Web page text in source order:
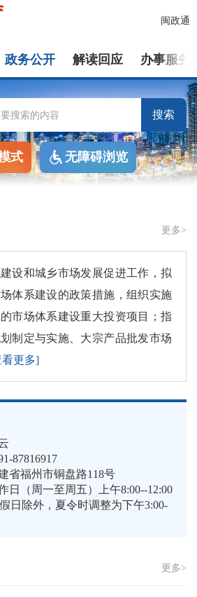
闽政通
政务公开 解读回应 办事服务
搜索
式 无障碍浏览
更多>
和城乡市场发展促进工作，拟
体系建设的政策措施，组织实施
市场体系建设重大投资项目；指
制定与实施、大宗产品批发市场
看更多]
87816917
福州市铜盘路118号
（周一至周五）上午8:00--12:00
日除外，夏令时调整为下午3:00-
更多>